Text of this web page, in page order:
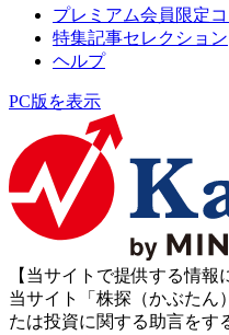
プレミアム会員限定
特集記事セレクション
ヘルプ
PC版を表示
【当サイトで提供する情報
当サイト「株探（かぶたん
たは投資に関する助言をす